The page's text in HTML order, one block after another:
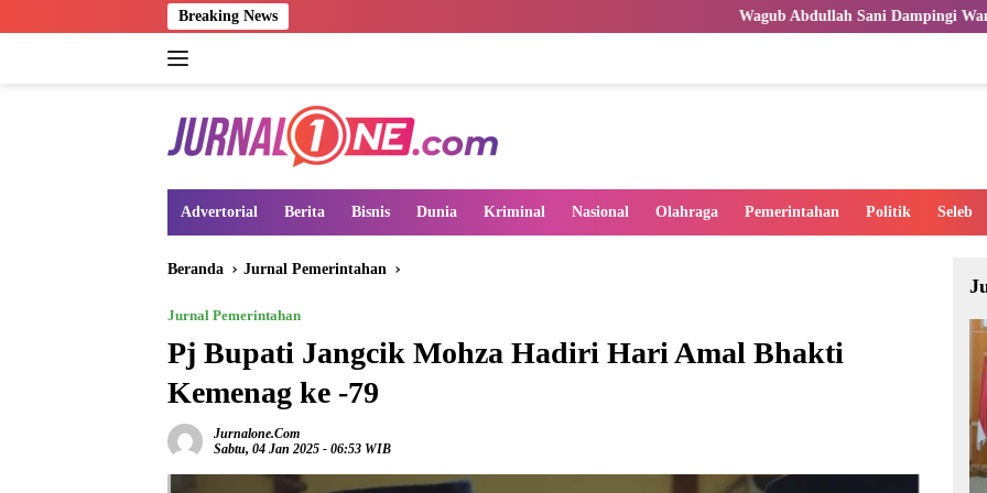
ke
Breaking News Wagub Abdullah Sani Dampingi Wamen Dikdasmen RI
Advertorial Berita Bisnis Dunia Kriminal Nasional Olahraga Pemerintahan Politik Seleb
Beranda Jurnal Pemerintahan
Jurnal Pemerintahan
Pj Bupati Jangcik Mohza Hadiri Hari Amal Bhakti
Kemenag ke -79
Jurnalone.com
Sabtu, 04 Jan 2025 - 06:53 WIB